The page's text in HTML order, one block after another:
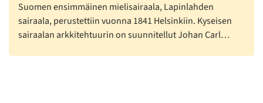
Suomen ensimmäinen mielisairaala, Lapinlahden
sairaala, perustettiin vuonna 1841 Helsinkiin. Kyseisen
sairaalan arkkitehtuurin on suunnitellut Johan Carl…